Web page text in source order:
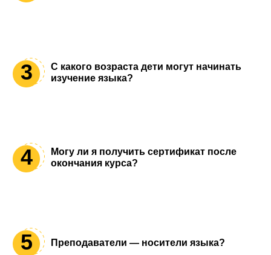
3
С какого возраста дети могут начинать
изучение языка?
4
Могу ли я получить сертификат после
окончания курса?
на знание иностранного языка соответствующего
уровня.
5 Преподаватели — носители языка?